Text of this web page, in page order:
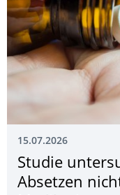
15.07.2026
Studie
Absetzen